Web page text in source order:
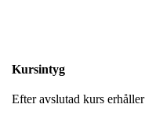
Kursintyg
Efter avslutad kurs